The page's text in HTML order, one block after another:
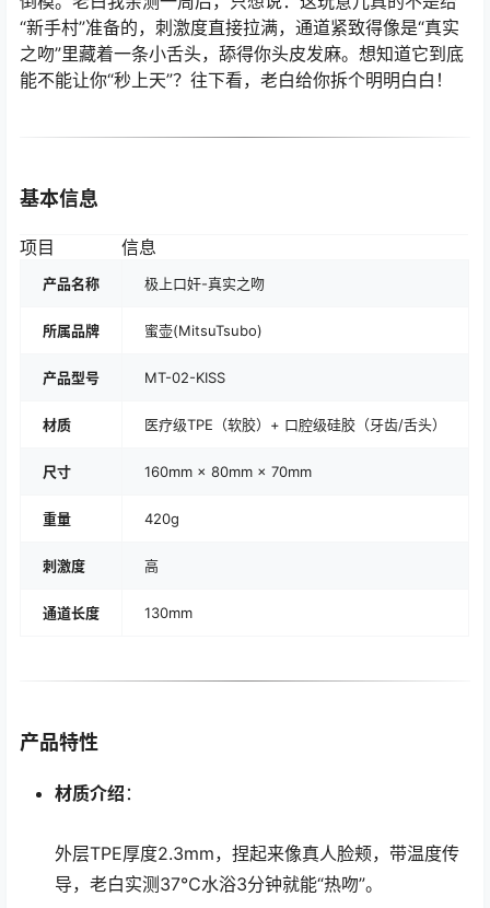
“新手村”准备的，刺激度直接拉满，通道紧致得像是“真实
之吻”里藏着一条小舌头，舔得你头皮发麻。想知道它到底
能不能让你“秒上天”？往下看，老白给你拆个明明白白！
基本信息
项目 信息
产品名称 极上口奸-真实之吻
所属品牌 蜜壶(MitsuTsubo)
产品型号 MT-02-KISS
材质 医疗级TPE（软胶）+ 口腔级硅胶（牙齿/舌头）
尺寸 160mm × 80mm × 70mm
重量 420g
刺激度 高
通道长度 130mm
产品特性
材质介绍 ：
外层TPE厚度2.3mm，捏起来像真人脸颊，带温度传
导，老白实测37℃水浴3分钟就能“热吻”。